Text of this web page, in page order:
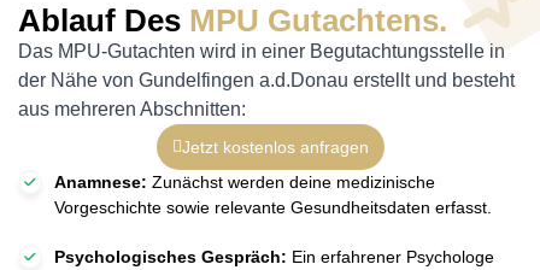
Ablauf Des MPU Gutachtens.
Das MPU-Gutachten wird in einer Begutachtungsstelle in
der Nähe von Gundelfingen a.d.Donau erstellt und besteht
aus mehreren Abschnitten:
Jetzt kostenlos anfragen
Anamnese: Zunächst werden deine medizinische
Vorgeschichte sowie relevante Gesundheitsdaten erfasst.
Psychologisches Gespräch: Ein erfahrener Psychologe